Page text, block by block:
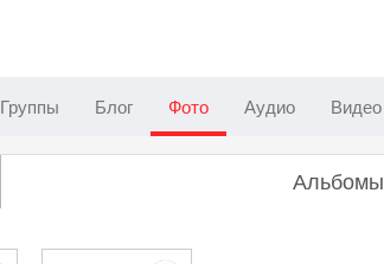
Группы Блог Фото Аудио Видео
Альбомы